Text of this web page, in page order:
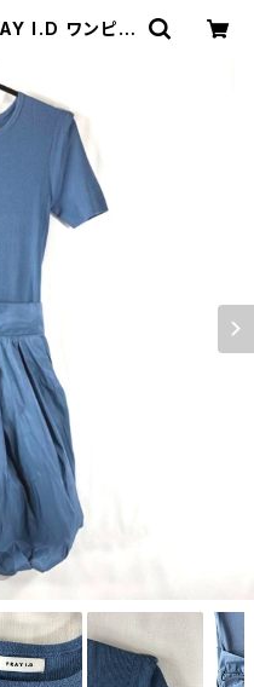
I.D ワンピー
ナー付き 水色
| Ethic